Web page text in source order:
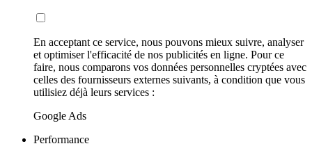
En acceptant ce service, nous pouvons mieux suivre, analyser
et optimiser l'efficacité de nos publicités en ligne. Pour ce
faire, nous comparons vos données personnelles cryptées avec
celles des fournisseurs externes suivants, à condition que vous
utilisiez déjà leurs services :
Google Ads
Performance